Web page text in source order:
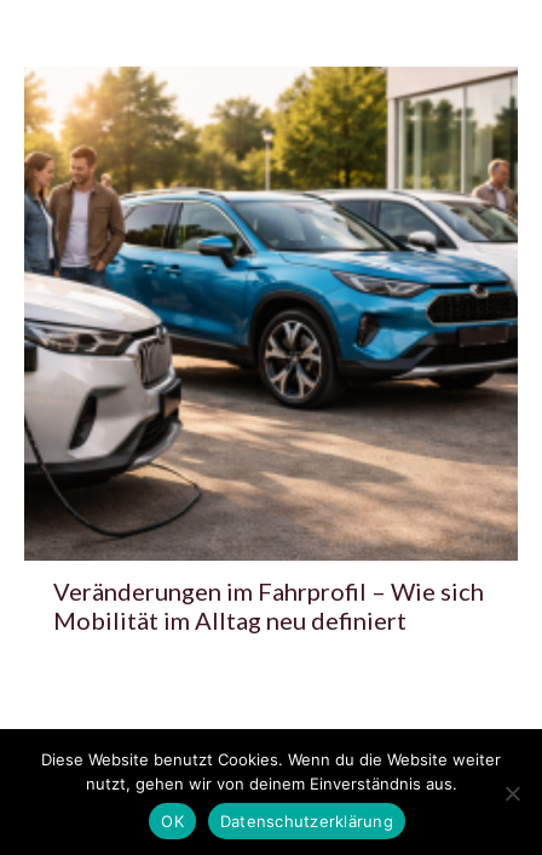
Veränderungen im Fahrprofil – Wie sich
Mobilität im Alltag neu definiert
© 2020 - 2025 Copyright - KFZzeitung.com
Datenschutzerklärung FAQ Kontakt Impressum
Pressemitteilung veröffentlichen
Diese Website benutzt Cookies. Wenn du die Website weiter
nutzt, gehen wir von deinem Einverständnis aus.
OK
Datenschutzerklärung